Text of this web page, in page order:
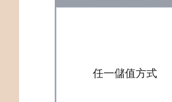
任一儲值方式